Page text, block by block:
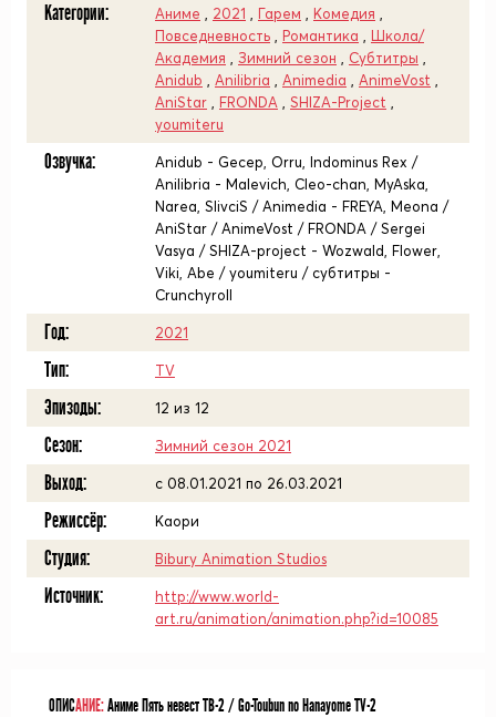
Категории: Аниме 2021 Гарем Комедия
Повседневность
Романтика
Школа/
Академия
Зимний сезон Субтитры
Anidub
Anilibria Animedia AnimeVost
AniStar
FRONDA SHIZA-Project
youmiteru
Озвучка:
Anidub - Gecep, Orru, Indominus Rex /
Anilibria - Malevich, Cleo-chan, MyAska,
Narea, SlivciS / Animedia - FREYA, Meona /
AniStar / AnimeVost / FRONDA / Sergei
Vasya / SHIZA-project - Wozwald, Flower,
Viki, Abe / youmiteru / субтитры -
Crunchyroll
Год: 2021
Тип: TV
Эпизоды: 12 из 12
Сезон: Зимний сезон 2021
Выход: c 08.01.2021 по 26.03.2021
Режиссёр: Каори
Студия: Bibury Animation Studios
Источник:
http://www.world-
art.ru/animation/animation.php?id=10085
ОПИСАНИЕ:Аниме Пять невест ТВ-2 / Go-Toubun no Hanayome TV-2